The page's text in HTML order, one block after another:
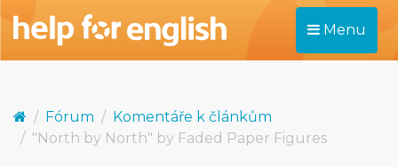
Menu
Fórum
Komentáře k článkům
"North by North" by Faded Paper Figures